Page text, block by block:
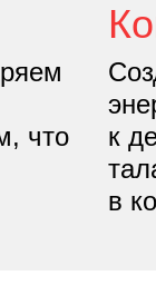
что
к
в